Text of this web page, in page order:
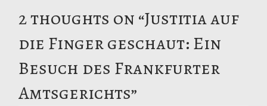
2 thoughts on “Justitia auf
die Finger geschaut: Ein
Besuch des Frankfurter
Amtsgerichts”